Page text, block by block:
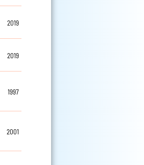
2019
2019
1997
2001